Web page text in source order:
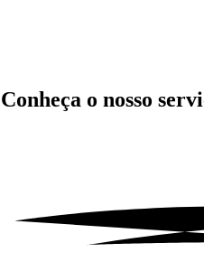
Conheça o nosso